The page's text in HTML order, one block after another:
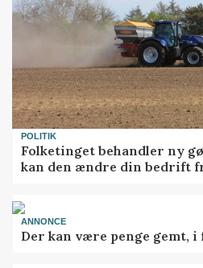
POLITIK
Folketinget behandler ny
kan den ændre din bedrift
ANNONCE
Der kan være penge gemt,